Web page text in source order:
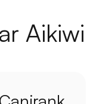
Aikiwi